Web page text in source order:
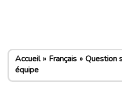
Accueil Français Question
équipe